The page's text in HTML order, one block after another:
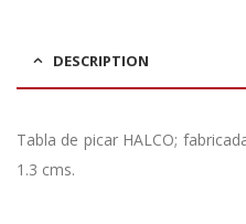
DESCRIPTION
Tabla de picar HALCO;
1.3 cms.